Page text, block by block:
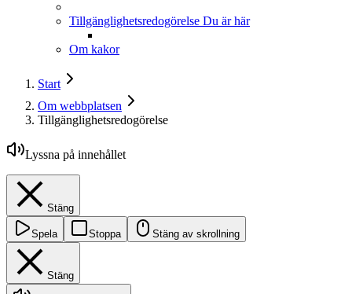
Tillgänglighetsredogörelse Du är här
Om kakor
Start
Om webbplatsen
Tillgänglighetsredogörelse
Lyssna på innehållet
Stäng
Spela Stoppa Stäng av skrollning
Stäng